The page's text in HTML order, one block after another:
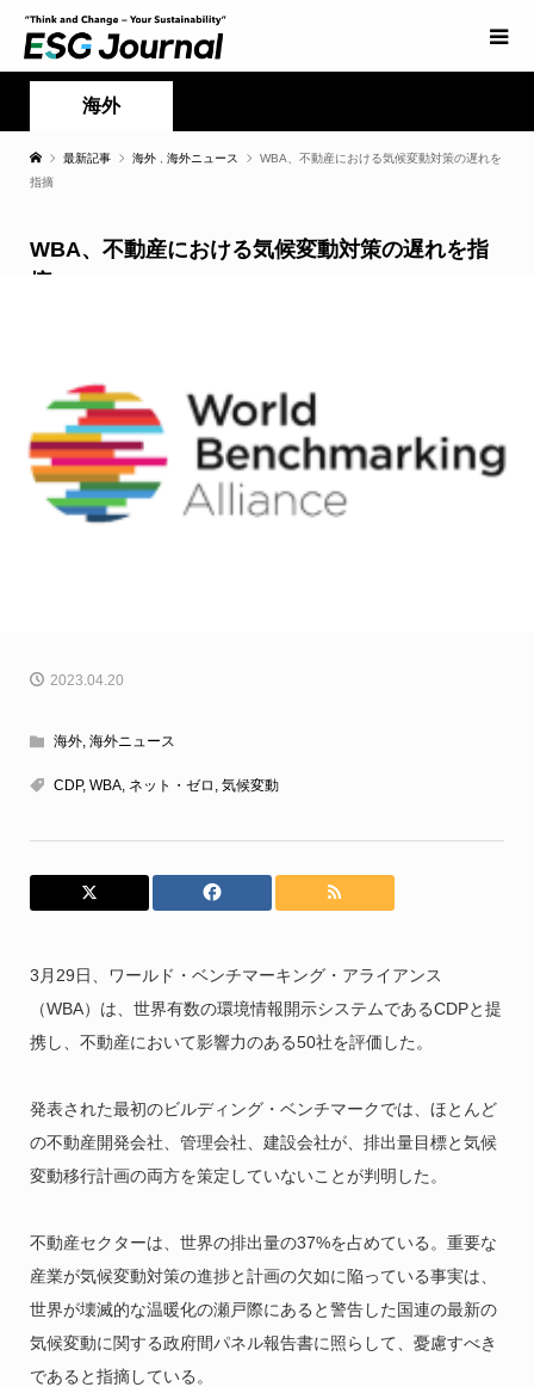
海外
最新記事 海外 海外ニュース
WBA、不動産における気候変動対策の遅れを
指摘
WBA、不動産における気候変動対策の遅れを指
摘
2023.04.20
海外, 海外ニュース
CDP, WBA, ネット・ゼロ , 気候変動
3月29日、ワールド・ベンチマーキング・アライアンス
（WBA）は、世界有数の環境情報開示システムであるCDPと提
携し、不動産において影響力のある50社を評価した。
発表された最初のビルディング・ベンチマークでは、ほとんど
の不動産開発会社、管理会社、建設会社が、排出量目標と気候
変動移行計画の両方を策定していないことが判明した。
不動産セクターは、世界の排出量の37%を占めている。重要な
産業が気候変動対策の進捗と計画の欠如に陥っている事実は、
世界が壊滅的な温暖化の瀬戸際にあると警告した国連の最新の
気候変動に関する政府間パネル報告書に照らして、憂慮すべき
であると指摘している。